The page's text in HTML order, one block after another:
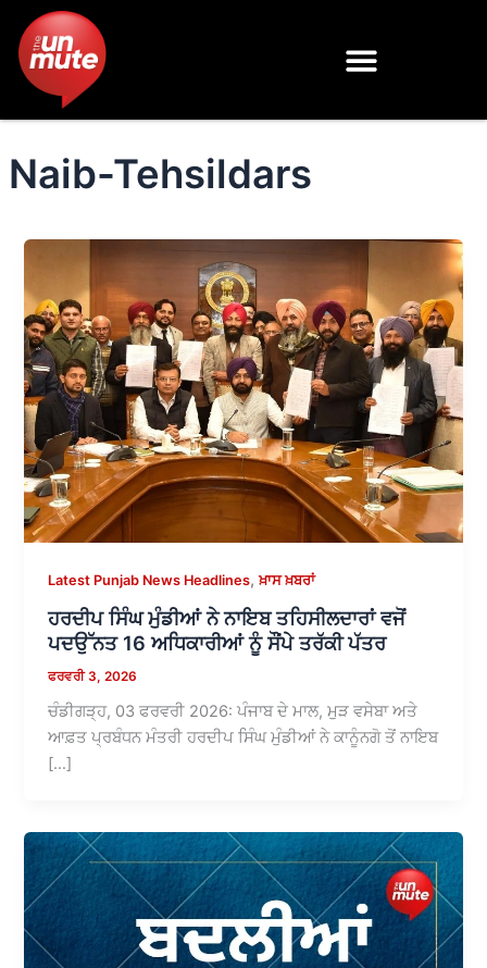
content
Naib-Tehsildars
Latest Punjab News Headlines,ਖ਼ਾਸ ਖ਼ਬਰਾਂ
ਹਰਦੀਪ ਸਿੰਘ ਮੁੰਡੀਆਂ ਨੇ ਨਾਇਬ ਤਹਿਸੀਲਦਾਰਾਂ ਵਜੋਂ
ਪਦਉੱਨਤ 16 ਅਧਿਕਾਰੀਆਂ ਨੂੰ ਸੌਂਪੇ ਤਰੱਕੀ ਪੱਤਰ
ਫਰਵਰੀ 3, 2026
ਚੰਡੀਗੜ੍ਹ, 03 ਫਰਵਰੀ 2026: ਪੰਜਾਬ ਦੇ ਮਾਲ, ਮੁੜ ਵਸੇਬਾ ਅਤੇ
ਆਫ਼ਤ ਪ੍ਰਬੰਧਨ ਮੰਤਰੀ ਹਰਦੀਪ ਸਿੰਘ ਮੁੰਡੀਆਂ ਨੇ ਕਾਨੂੰਨਗੋ ਤੋਂ ਨਾਇਬ
[…]